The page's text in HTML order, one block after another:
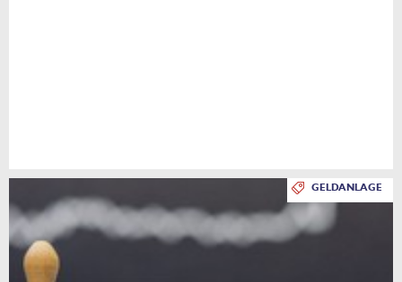
GELDANLAGE